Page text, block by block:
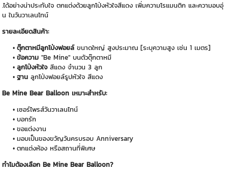
.ได้อย่างน่าประทับใจ ตกแต่งด้วยลูกโป่งหัวใจสีแดง เพิ่มความโรแมนติก และความอบอุ่
น ในวันวาเลนไทน์
รายละเอียดสินค้า:
ตุ๊กตาหมีลูกโป่งฟอยล์ขนาดใหญ่ สูงประมาณ [ระบุความสูง เช่น 1 เมตร]
ข้อความ"Be Mine" บนตัวตุ๊กตาหมี
ลูกโป่งหัวใจสีแดง จำนวน 3 ลูก
ฐานลูกโป่งฟอยล์รูปหัวใจ สีแดง
Be Mine Bear Balloon เหมาะสำหรับ:
เซอร์ไพรส์วันวาเลนไทน์
บอกรัก
ขอแต่งงาน
มอบเป็นของขวัญวันครบรอบ Anniversary
ตกแต่งห้อง หรือสถานที่พิเศษ
ทำไมต้องเลือก Be Mine Bear Balloon?